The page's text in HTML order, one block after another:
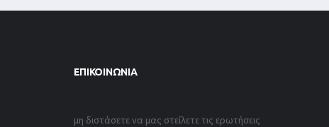
ΕΠΙΚΟΙΝΩΝΊΑ
μη διστάσετε να μας στείλετε τις ερωτήσεις